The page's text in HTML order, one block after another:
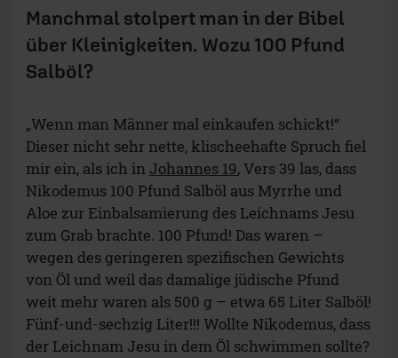
Manchmal stolpert man in der Bibel
über Kleinigkeiten. Wozu 100 Pfund
Salböl?
„Wenn man Männer mal einkaufen schickt!“
Dieser nicht sehr nette, klischeehafte Spruch fiel
mir ein, als ich in Johannes 19, Vers 39 las, dass
Nikodemus 100 Pfund Salböl aus Myrrhe und
Aloe zur Einbalsamierung des Leichnams Jesu
zum Grab brachte. 100 Pfund! Das waren –
wegen des geringeren spezifischen Gewichts
von Öl und weil das damalige jüdische Pfund
weit mehr waren als 500 g – etwa 65 Liter Salböl!
Fünf-und-sechzig Liter!!! Wollte Nikodemus, dass
der Leichnam Jesu in dem Öl schwimmen sollte?